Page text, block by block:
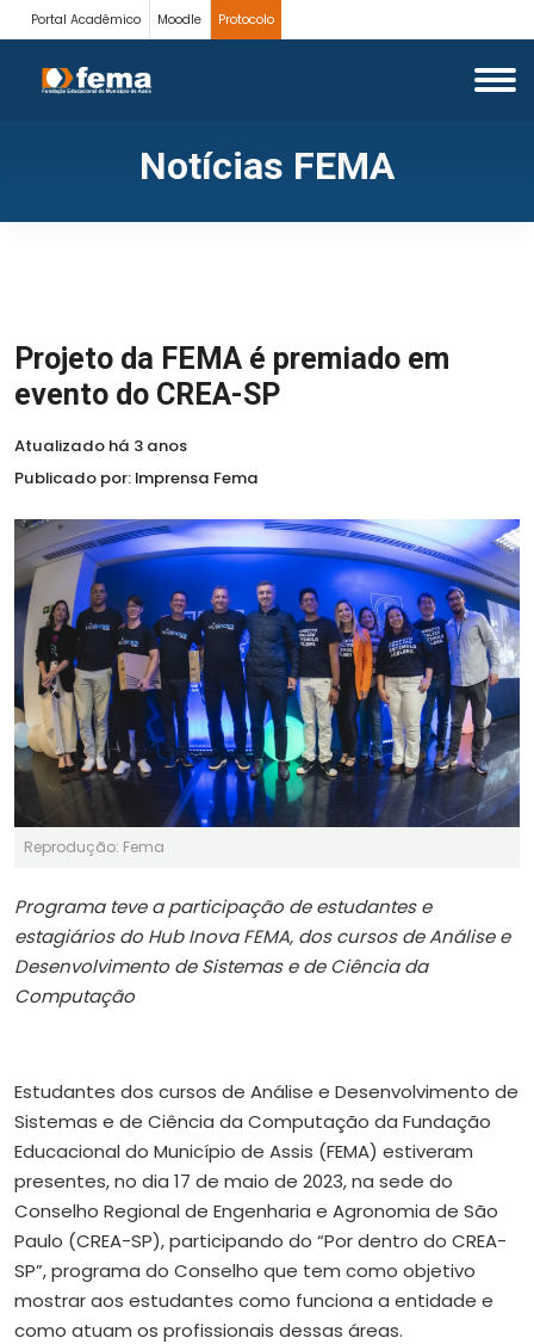
Portal Acadêmico Moodle Protocolo
Notícias FEMA
Projeto da FEMA é premiado em
evento do CREA-SP
Atualizado há 3 anos
Publicado por: Imprensa Fema
Reprodução: Fema
Programa teve a participação de estudantes e
estagiários do Hub Inova FEMA, dos cursos de Análise e
Desenvolvimento de Sistemas e de Ciência da
Computação
Estudantes dos cursos de Análise e Desenvolvimento de
Sistemas e de Ciência da Computação da Fundação
Educacional do Município de Assis (FEMA) estiveram
presentes, no dia 17 de maio de 2023, na sede do
Conselho Regional de Engenharia e Agronomia de São
Paulo (CREA-SP), participando do “Por dentro do CREA-
SP”, programa do Conselho que tem como objetivo
mostrar aos estudantes como funciona a entidade e
como atuam os profissionais dessas áreas.